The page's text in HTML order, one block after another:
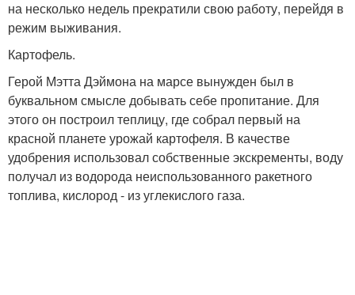
на несколько недель прекратили свою работу, перейдя в
режим выживания.
Картофель.
Герой Мэтта Дэймона на марсе вынужден был в
буквальном смысле добывать себе пропитание. Для
этого он построил теплицу, где собрал первый на
красной планете урожай картофеля. В качестве
удобрения использовал собственные экскременты, воду
получал из водорода неиспользованного ракетного
топлива, кислород - из углекислого газа.